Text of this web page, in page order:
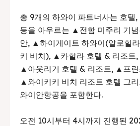
총 9개의 하와이 파트너사는 호텔,
등을 아우르는 ▲전함 미주리 기
안, ▲하이게이트 하와이(알로힐
키 비치), ▲카할라 호텔 & 리조트
▲아웃리거 호텔 & 리조트, ▲프린
▲와이키키 비치 리조트 호텔 그
와이안항공을 포함한다.
오전 10시부터 4시까지 진행된